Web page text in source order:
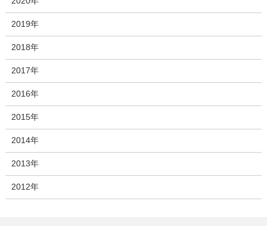
2019年
2018年
2017年
2016年
2015年
2014年
2013年
2012年